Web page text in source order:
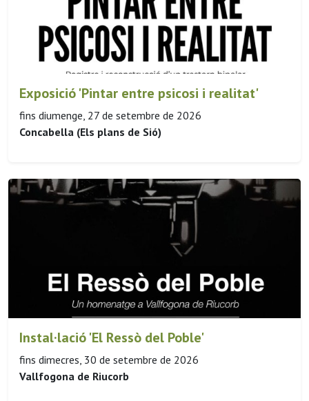
Exposició 'Pintar entre psicosi i realitat'
fins diumenge, 27 de setembre de 2026
Concabella (Els plans de Sió)
Instal·lació 'El Ressò del Poble'
fins dimecres, 30 de setembre de 2026
Vallfogona de Riucorb